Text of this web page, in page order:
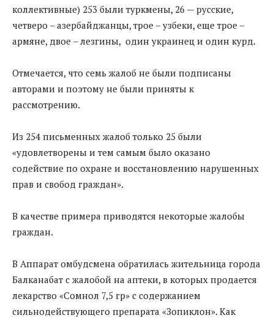
коллективные) 253 были туркмены, 26 — русские,
четверо – азербайджанцы, трое – узбеки, еще трое –
армяне, двое – лезгины, один украинец и один курд.
Отмечается, что семь жалоб не были подписаны
авторами и поэтому не были приняты к
рассмотрению.
Из 254 письменных жалоб только 25 были
«удовлетворены и тем самым было оказано
содействие по охране и восстановлению нарушенных
прав и свобод граждан».
В качестве примера приводятся некоторые жалобы
граждан.
В Аппарат омбудсмена обратилась жительница города
Балканабат с жалобой на аптеки, в которых продается
лекарство «Сомнол 7,5 гр» с содержанием
сильнодействующего препарата «Зопиклон». Как